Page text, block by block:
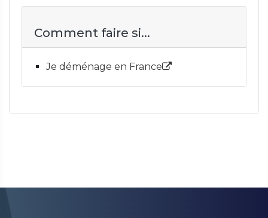
Comment faire si...
Je déménage en France